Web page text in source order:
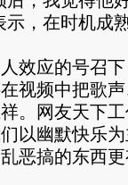
示，在时机成
的号召下，
视频中把歌
。网友天下
以幽默快乐
恶搞的东西